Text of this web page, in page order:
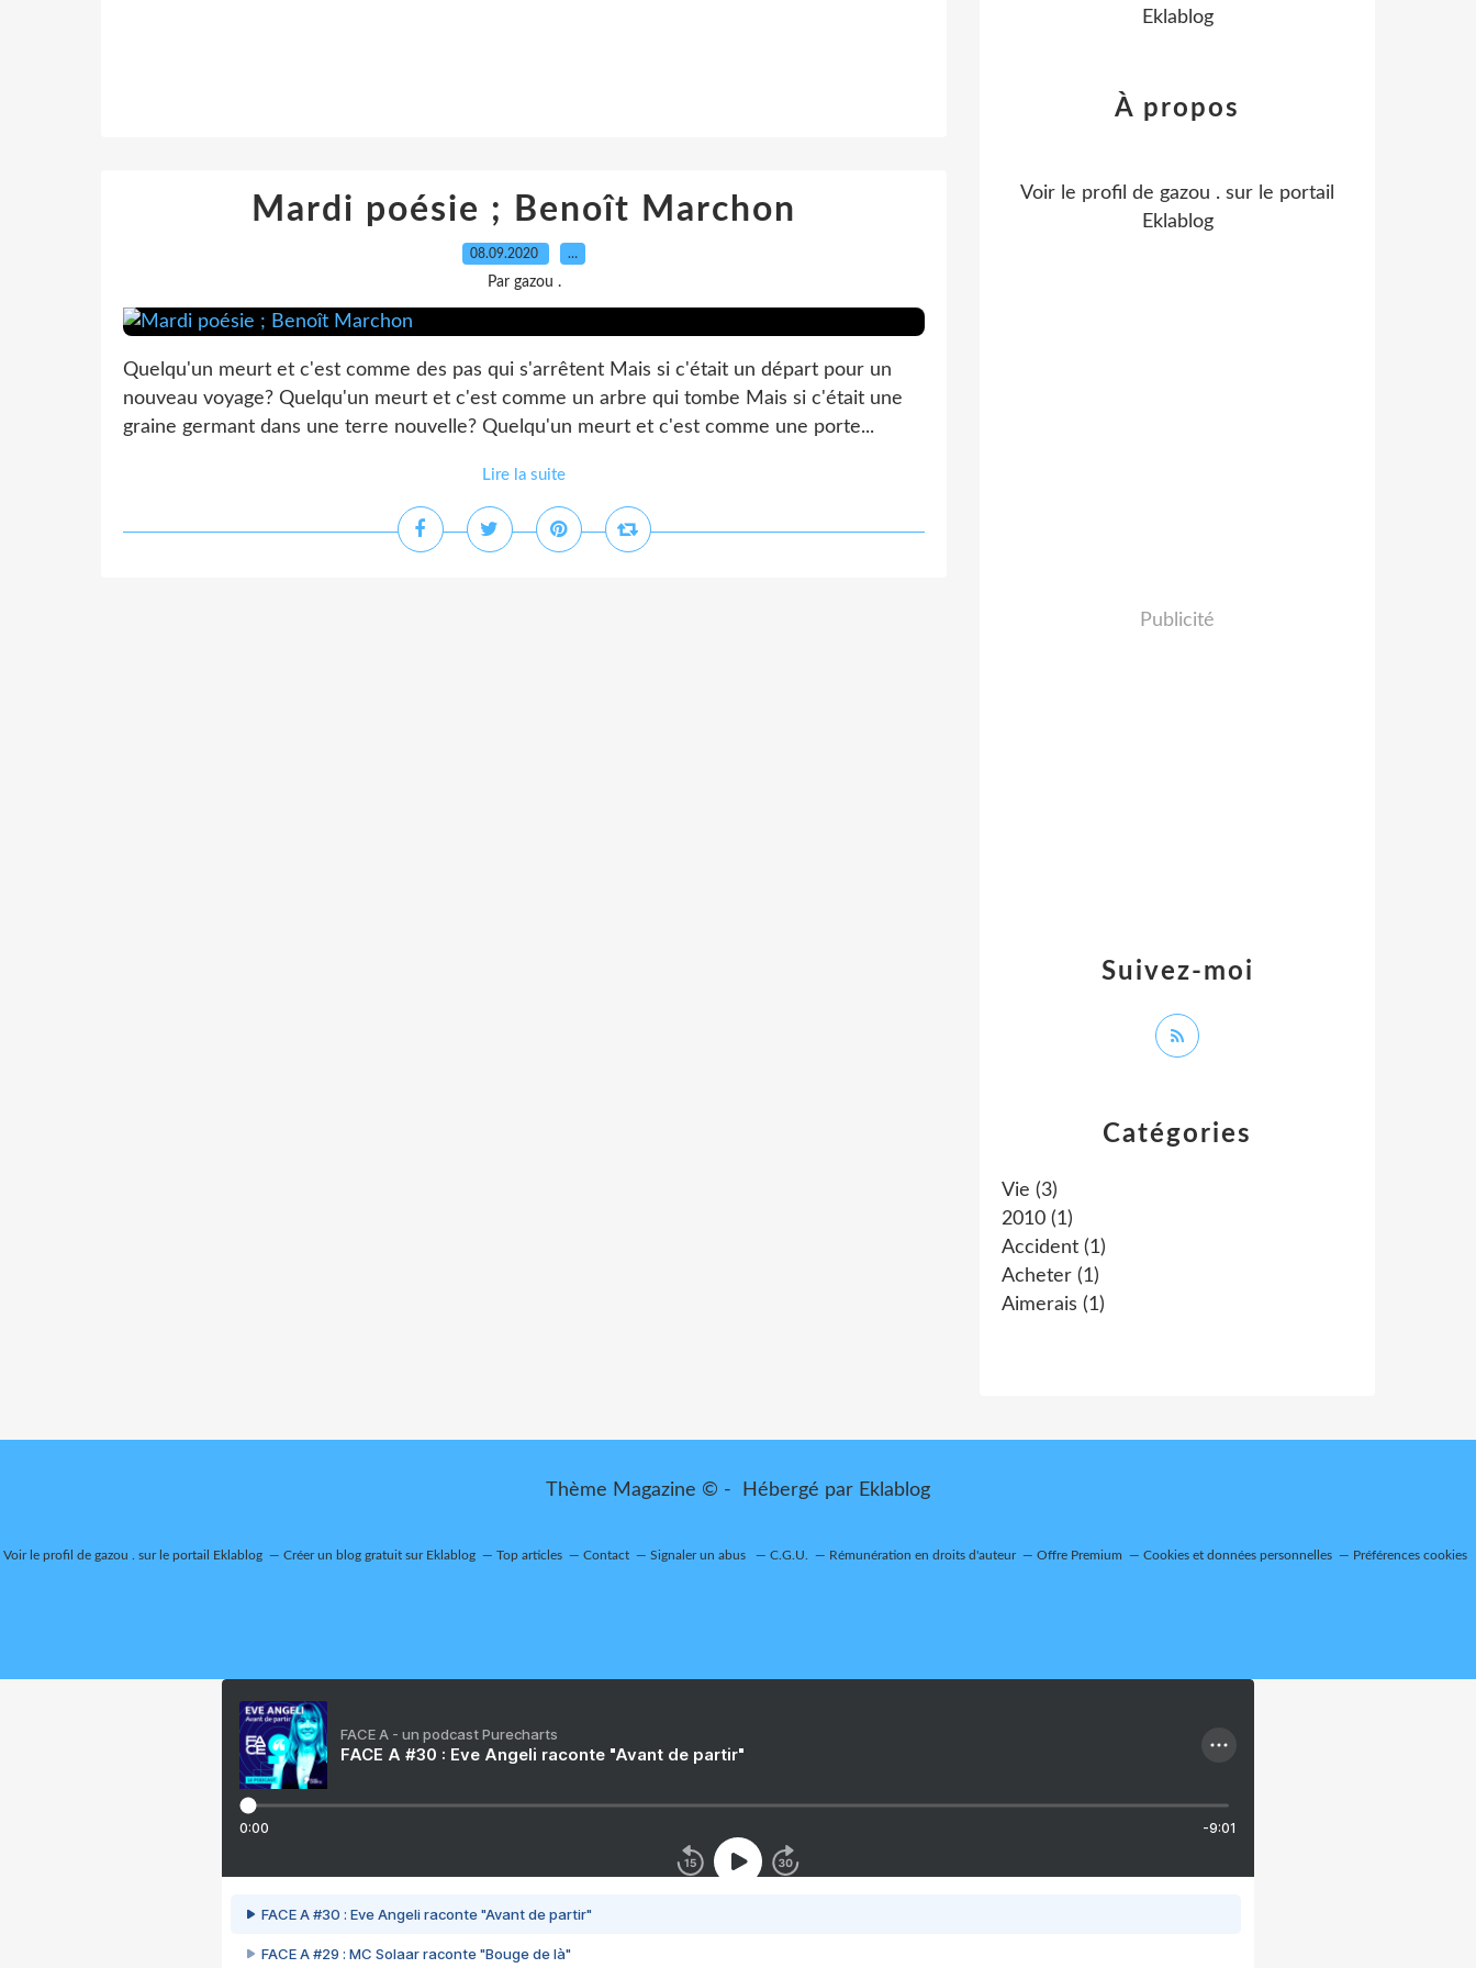
Mardi poésie ; Benoît Marchon
08.09.2020 …
Par gazou .
Quelqu'un meurt et c'est comme des pas qui s'arrêtent Mais si c'était un départ pour un
nouveau voyage? Quelqu'un meurt et c'est comme un arbre qui tombe Mais si c'était une
graine germant dans une terre nouvelle? Quelqu'un meurt et c'est comme une porte...
Lire la suite
Catégories
Vie (3)
2010 (1)
Accident (1)
Acheter (1)
Aimerais (1)
Eklablog
Suivez-moi
À propos
Voir le profil de gazou . sur le portail
Eklablog
Publicité
Thème Magazine © - Hébergé par Eklablog
Voir le profil de gazou . sur le portail Eklablog Créer un blog gratuit sur Eklablog Top articles Contact Signaler un abus C.G.U. Rémunération en droits d'auteur Offre Premium Cookies et données personnelles Préférences cookies
FACE A - un podcast Purecharts
FACE A #30 : Eve Angeli raconte "Avant de partir"
0:00 -9:01
FACE A #30 : Eve Angeli raconte "Avant de partir"
FACE A #29 : MC Solaar raconte "Bouge de là"